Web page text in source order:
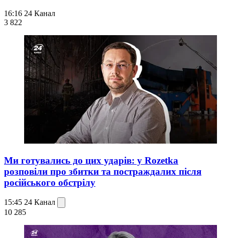
16:16 24 Канал
3 822
Ми готувались до цих ударів: у Rozetka
розповіли про збитки та постраждалих після
російського обстрілу
15:45 24 Канал
10 285